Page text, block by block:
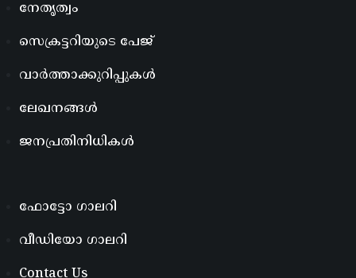
നേതൃത്വം
സെക്രട്ടറിയുടെ പേജ്
വാർത്താക്കുറിപ്പുകൾ
ലേഖനങ്ങൾ
ജനപ്രതിനിധികൾ
ഫോട്ടോ ഗാലറി
വീഡിയോ ഗാലറി
Contact Us